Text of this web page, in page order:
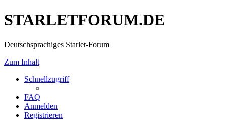
STARLETFORUM.DE
Deutschsprachiges Starlet-Forum
Zum Inhalt
Schnellzugriff
FAQ
Anmelden
Registrieren